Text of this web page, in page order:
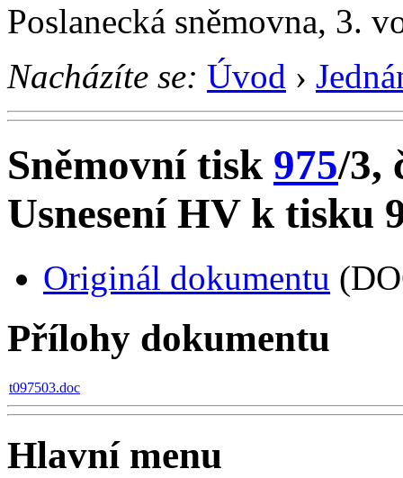
Poslanecká sněmovna, 3.
Nacházíte se: Úvod ›
Sněmovní tisk 975/3,
Usnesení HV k tisku
Originál dokumentu
Přílohy dokumentu
t097503.doc
Hlavní menu